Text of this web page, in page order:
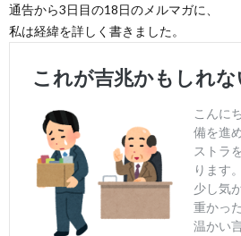
通告から3日目の18日のメルマガに、
私は経緯を詳しく書きました。